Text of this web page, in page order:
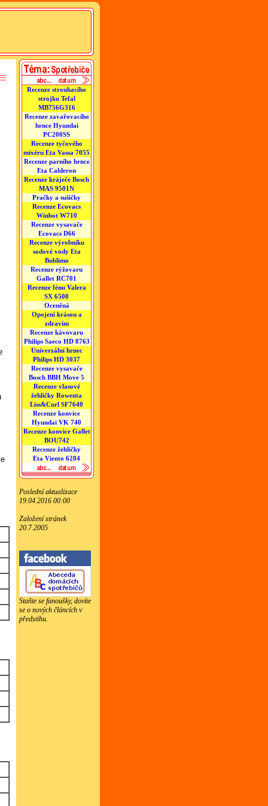
Recenze strouhacího
strojku Tefal
MB756G316
Recenze zavařovacího
hrnce Hyundai
PC200SS
Recenze tyčového
mixéru Eta Vassa 7055
Recenze parního hrnce
Eta Calderon
Recenze kráječe Bosch
MAS 9501N
Pračky a sušičky
Recenze Ecovacs
Winbot W710
Recenze vysavače
Ecovacs D66
Recenze výrobníku
sodové vody Eta
Bublimo
Recenze rýžovaru
Gallet RC701
Recenze fénu Valera
SX 6500
Oceněná
Opojení krásou a
zdravím
Recenze kávovaru
Philips Saeco HD 8763
Univerzální hrnec
Philips HD 3037
Recenze vysavače
Bosch BBH Move 5
Recenze vlasové
žehličky Rowenta
Liss&Curl SF7640
Recenze konvice
Hyundai VK 740
Recenze konvice Gallet
BOU742
Recenze žehličky
Eta Viento 6284
Poslední aktualizace
19.04.2016 00:00
Založení stránek
20.7.2005
Staňte se fanoušky, dovíte
se o nových článcích v
předstihu.